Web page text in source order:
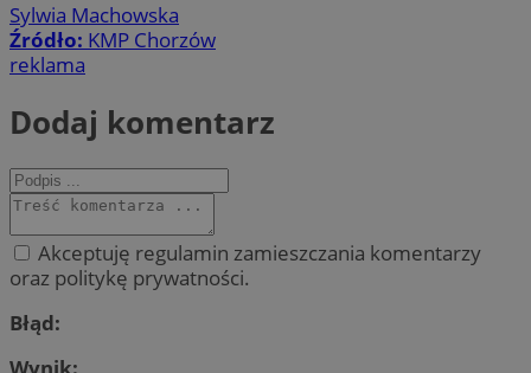
Sylwia Machowska
Źródło: KMP Chorzów
reklama
Dodaj komentarz
Akceptuję regulamin zamieszczania komentarzy
oraz politykę prywatności.
Błąd: